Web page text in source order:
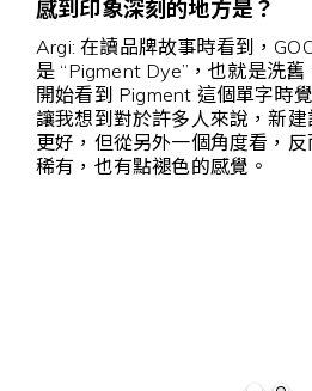
感到印象深刻的地方是？
Argi: 在讀品牌故事時看到，
是 “Pigment Dye”，也就是洗
開始看到 Pigment 這個單字時
讓我想到對於許多人來說，新
更好，但從另外一個角度看，
稀有，也有點褪色的感覺。